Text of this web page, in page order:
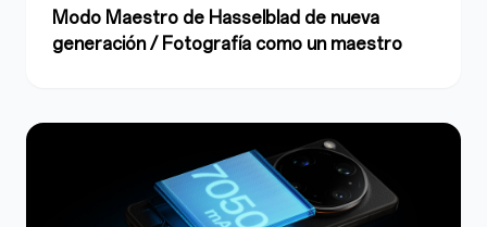
Modo Maestro de Hasselblad de nueva
generación / Fotografía como un maestro